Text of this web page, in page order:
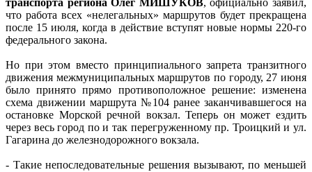
что работа всех «нелегальных» маршрутов будет прекращена
после 15 июля, когда в действие вступят новые нормы 220-го
федерального закона.
Но при этом вместо принципиального запрета транзитного
движения межмуниципальных маршрутов по городу, 27 июня
было принято прямо противоположное решение: изменена
схема движении маршрута №104 ранее заканчивавшегося на
остановке Морской речной вокзал. Теперь он может ездить
через весь город по и так перегруженному пр. Троицкий и ул.
Гагарина до железнодорожного вокзала.
- Такие непоследовательные решения вызывают, по меньшей